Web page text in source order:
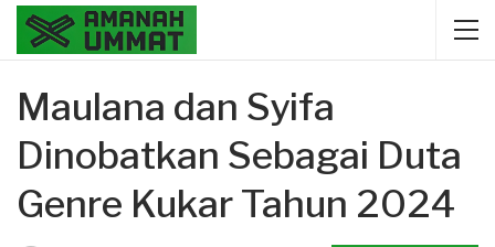
Maulana dan Syifa
Dinobatkan Sebagai Duta
Genre Kukar Tahun 2024